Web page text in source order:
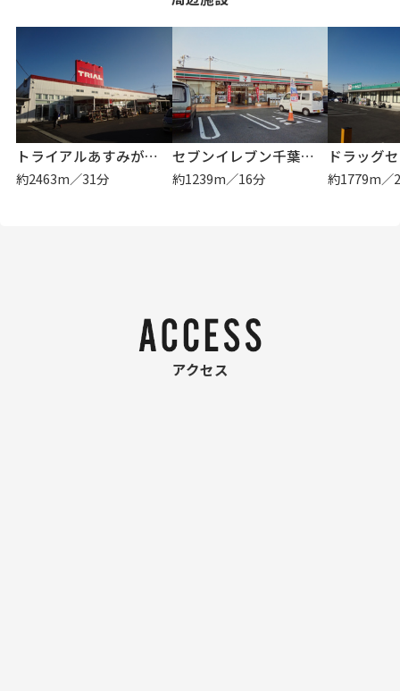
トライアルあすみが丘店
約2463m／31分
セブンイレブン千葉土気町店
約1239m／16分 約1779m／
アクセス